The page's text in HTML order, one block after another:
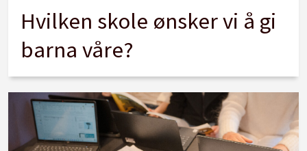
Hvilken skole ønsker vi å gi
barna våre?